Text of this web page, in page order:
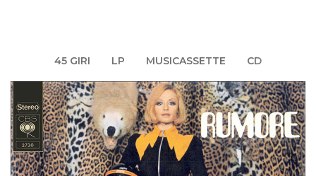
45 GIRI LP MUSICASSETTE CD